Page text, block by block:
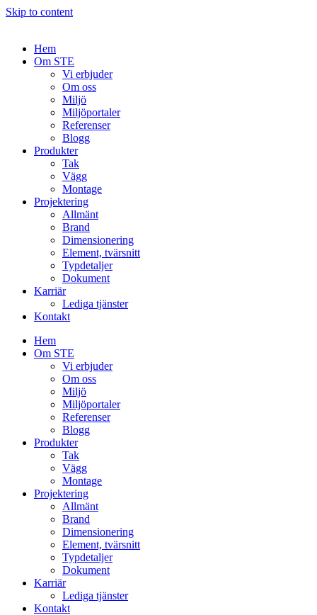
Skip to content
Hem
Om STE
Vi erbjuder
Om oss
Miljö
Miljöportaler
Referenser
Blogg
Produkter
Tak
Vägg
Montage
Projektering
Allmänt
Brand
Dimensionering
Element, tvärsnitt
Typdetaljer
Dokument
Karriär
Lediga tjänster
Kontakt
Hem
Om STE
Vi erbjuder
Om oss
Miljö
Miljöportaler
Referenser
Blogg
Produkter
Tak
Vägg
Montage
Projektering
Allmänt
Brand
Dimensionering
Element, tvärsnitt
Typdetaljer
Dokument
Karriär
Lediga tjänster
Kontakt